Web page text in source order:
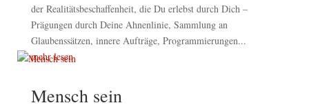
der Realitätsbeschaffenheit, die Du erlebst durch Dich –
Prägungen durch Deine Ahnenlinie, Sammlung an
Glaubenssätzen, innere Aufträge, Programmierungen...
mehr lesen
Mensch sein